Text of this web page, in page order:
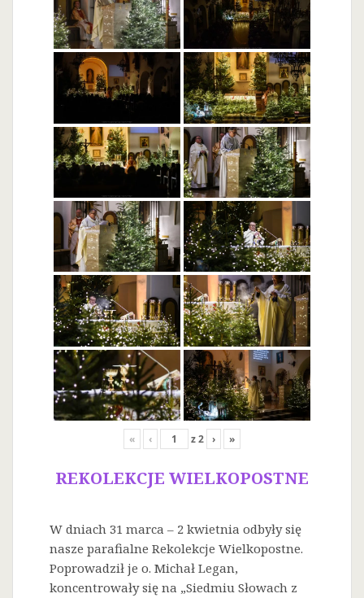
« ‹ z2 › »
REKOLEKCJE WIELKOPOSTNE
W dniach 31 marca – 2 kwietnia odbyły się
nasze parafialne Rekolekcje Wielkopostne.
Poprowadził je o. Michał Legan,
koncentrowały się na „Siedmiu Słowach z